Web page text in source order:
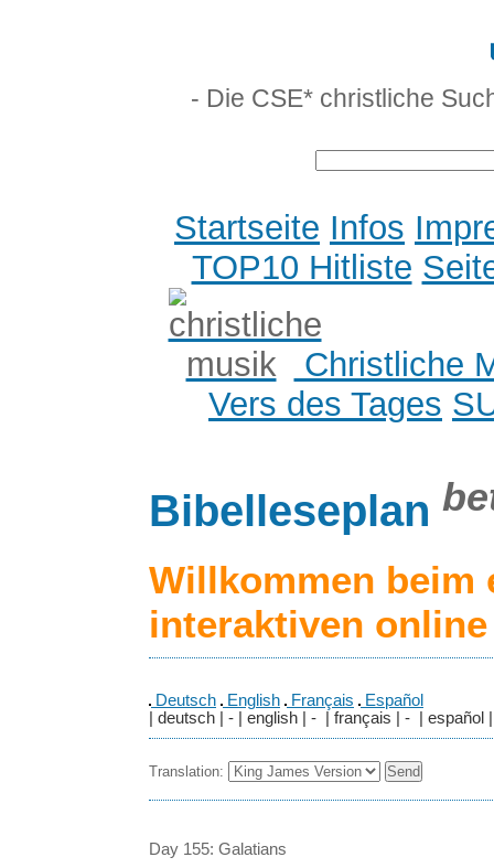
- Die CSE* christliche
Startseite Infos
TOP10 Hitliste
Christliche
Vers des Tages
Bibelleseplan
Willkommen beim
interaktiven
Deutsch English Français
Español
| deutsch | - | english | - | français | - | español |
Translation:
Day 155: Galatians